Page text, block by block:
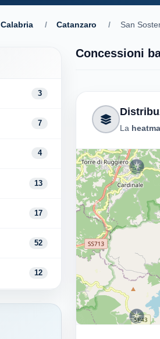
Calabria / Catanzaro / San
3
7
4
13
17
52
12
3
Concessioni
La